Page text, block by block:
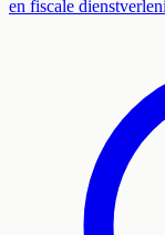
en fiscale